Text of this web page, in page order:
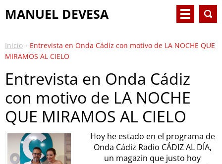
MANUEL DEVESA
Inicio
Entrevista en Onda Cádiz con motivo de LA NOCHE QUE
MIRAMOS AL CIELO
Entrevista en Onda Cádiz
con motivo de LA NOCHE
QUE MIRAMOS AL CIELO
Hoy he estado en el programa de
Onda Cádiz Radio CÁDIZ AL DÍA,
un magazin que justo hoy